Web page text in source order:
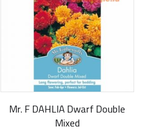
Mr. F DAHLIA Dwarf Double
Mixed